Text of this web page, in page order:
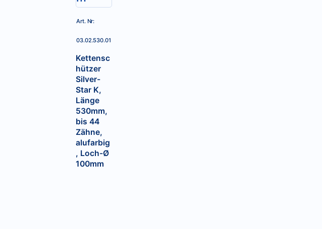
Kettensc
hützer
Silver-
Star K,
Länge
530mm,
bis 44
Zähne,
alufarbig
, Loch-Ø
100mm
Art. Nr:
03.02.530.01